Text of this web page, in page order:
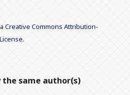
Creative Commons Attribution-
.
same author(s)